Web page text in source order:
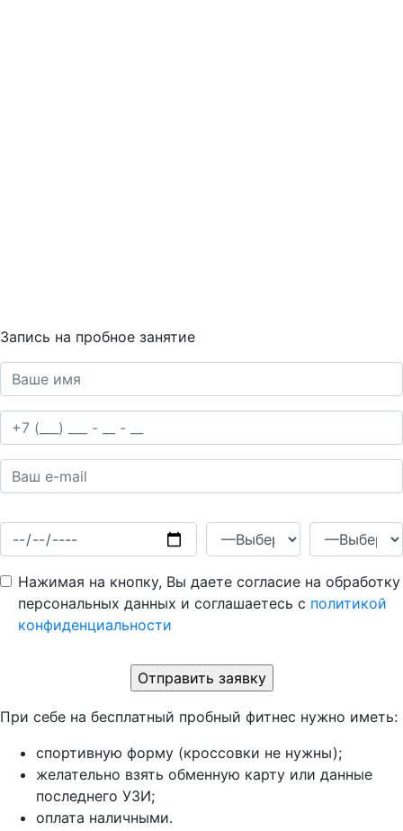
Запись на пробное занятие
Нажимая на кнопку, Вы даете согласие на обработку
персональных данных и соглашаетесь c политикой
конфиденциальности
При себе на бесплатный пробный фитнес нужно иметь:
спортивную форму (кроссовки не нужны);
желательно взять обменную карту или данные
последнего УЗИ;
оплата наличными.